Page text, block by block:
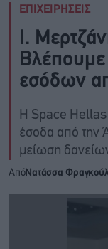
ΕΠΙΧΕΙΡΗΣΕΙΣ
Ι.
εσόδων
H Space
έσοδα από την
μείωση
ΑπόΝατάσσα